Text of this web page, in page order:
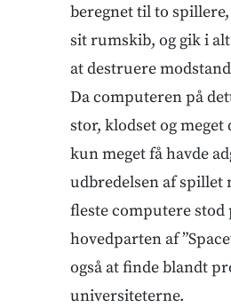
beregnet til to
sit rumskib, og gik i
at destruere
Da computeren på
stor, klodset og
kun meget få havde
udbredelsen af spillet
fleste computere
hovedparten af
også at finde blandt
universiteterne.